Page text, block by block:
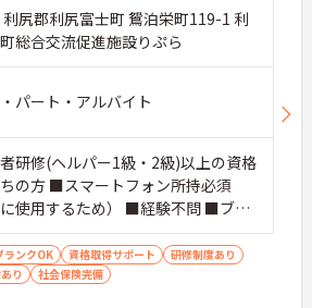
尻郡利尻富士町 鴛泊栄町119-1 利
総合交流促進施設りぷら
パート・アルバイト
研修(ヘルパー1級・2級)以上の資格
の方 ■スマートフォン所持必須
に使用するため） ■経験不問 ■ブラ
ランクOK 資格取得サポート
研修制度あり
り
社会保険完備